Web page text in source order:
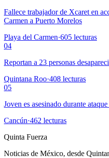
Fallece trabajador de Xcaret en
Carmen a Puerto Morelos
Playa del Carmen·605 lecturas
04
Reportan a 23 personas
Quintana Roo·408 lecturas
05
Joven es asesinado durante
Cancún·462 lecturas
Quinta Fuerza
Noticias de México, desde